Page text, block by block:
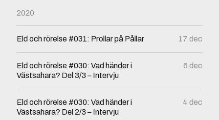
2020
Eld och rörelse #031: Prollar på Pållar 17 dec
Eld och rörelse #030: Vad händer i
Västsahara? Del 3/3 – Intervju
6 dec
Eld och rörelse #030: Vad händer i
Västsahara? Del 2/3 – Intervju
4 dec